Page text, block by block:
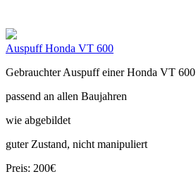
Auspuff Honda VT 600
Gebrauchter Auspuff einer Honda VT 600
passend an allen Baujahren
wie abgebildet
guter Zustand, nicht manipuliert
Preis: 200€